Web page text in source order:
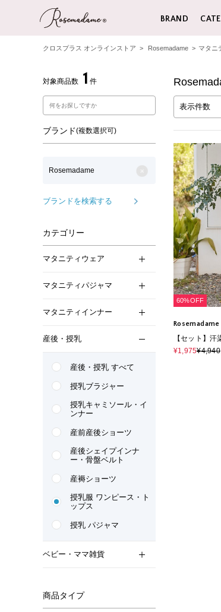
BRAND
クロスプラス オンラインストア > Rosemadame > マタニ
対象商品数 1 件
ブランド(複数選択可)
Rosemadame
ブランドを検索する
カテゴリー
マタニティウェア
マタニティパジャマ
マタニティインナー
産後・授乳
産後・授乳 すべて
授乳ブラジャー
授乳キャミソール・イ
ンナー
産前産後ショーツ
産後シェイプインナ
ー・骨盤ベルト
産褥ショーツ
授乳服 ワンピース・ト
ップス
授乳 パジャマ
ベビー・ママ雑貨
商品タイプ
表示件数
60%OFF
Rosemadame
【セット】
触冷感キャミ
¥1,975¥4,940